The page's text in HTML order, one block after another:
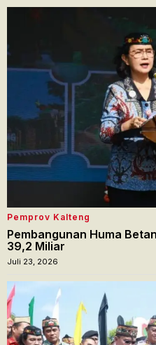
Pemprov Kalteng
Pembangunan Huma
39,2 Miliar
Juli 23, 2026